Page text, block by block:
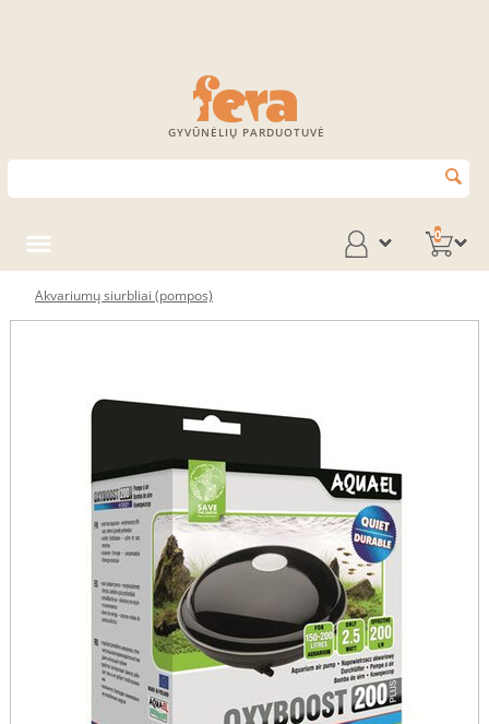
GYVŪNĖLIŲ PARDUOTUVĖ
0
Akvariumų siurbliai (pompos)